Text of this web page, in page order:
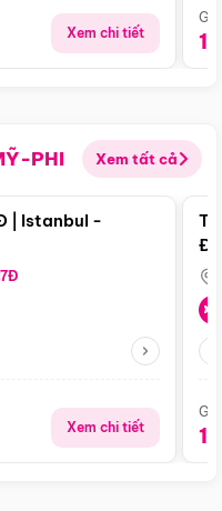
Xem chi tiết
PHI Xem tất cả
Điểm nổi bật
| Istanbul -
Xem chi tiết